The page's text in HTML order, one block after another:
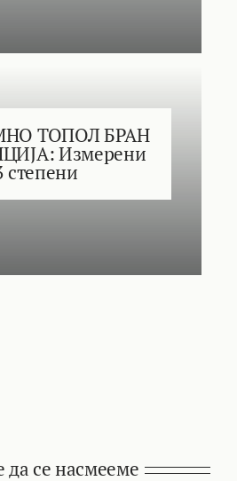
ТОПОЛ БРАН
Измерени
степени
да се насмееме